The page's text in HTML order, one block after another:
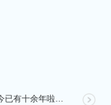
化学方程式安卓版于 2011 年问世，至今已有十余年啦！在广大网友的积极贡献和我们的悉心维护下，如今...